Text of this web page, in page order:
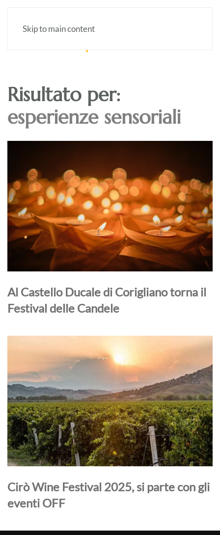
Skip to main content
Risultato per:
esperienze sensoriali
Al Castello Ducale di Corigliano torna il
Festival delle Candele
Cirò Wine Festival 2025, si parte con gli
eventi OFF